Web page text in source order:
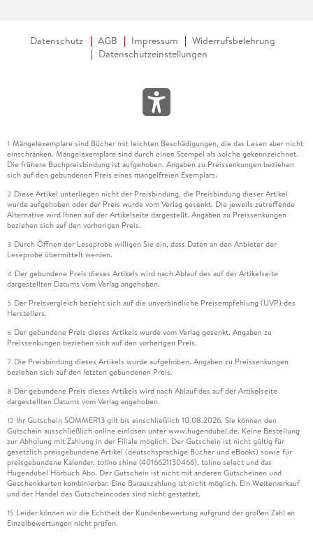
Datenschutz AGB Impressum
Widerrufsbelehrung
Datenschutzeinstellungen
1 Mängelexemplare sind Bücher mit leichten Beschädigungen, die das Lesen aber nicht
einschränken. Mängelexemplare sind durch einen Stempel als solche gekennzeichnet.
Die frühere Buchpreisbindung ist aufgehoben. Angaben zu Preissenkungen beziehen
sich auf den gebundenen Preis eines mangelfreien Exemplars.
2 Diese Artikel unterliegen nicht der Preisbindung, die Preisbindung dieser Artikel
wurde aufgehoben oder der Preis wurde vom Verlag gesenkt. Die jeweils zutreffende
Alternative wird Ihnen auf der Artikelseite dargestellt. Angaben zu Preissenkungen
beziehen sich auf den vorherigen Preis.
3 Durch Öffnen der Leseprobe willigen Sie ein, dass Daten an den Anbieter der
Leseprobe übermittelt werden.
4 Der gebundene Preis dieses Artikels wird nach Ablauf des auf der Artikelseite
dargestellten Datums vom Verlag angehoben.
5 Der Preisvergleich bezieht sich auf die unverbindliche Preisempfehlung (UVP) des
Herstellers.
6 Der gebundene Preis dieses Artikels wurde vom Verlag gesenkt. Angaben zu
Preissenkungen beziehen sich auf den vorherigen Preis.
7 Die Preisbindung dieses Artikels wurde aufgehoben. Angaben zu Preissenkungen
beziehen sich auf den letzten gebundenen Preis.
8 Der gebundene Preis dieses Artikels wird nach Ablauf des auf der Artikelseite
dargestellten Datums vom Verlag angehoben.
12 Ihr Gutschein SOMMER13 gilt bis einschließlich 10.08.2026. Sie können den
Gutschein ausschließlich online einlösen unter www.hugendubel.de. Keine Bestellung
zur Abholung mit Zahlung in der Filiale möglich. Der Gutschein ist nicht gültig für
gesetzlich preisgebundene Artikel (deutschsprachige Bücher und eBooks) sowie für
preisgebundene Kalender, tolino shine (4016621130466), tolino select und das
Hugendubel Hörbuch Abo. Der Gutschein ist nicht mit anderen Gutscheinen und
Geschenkkarten kombinierbar. Eine Barauszahlung ist nicht möglich. Ein Weiterverkauf
und der Handel des Gutscheincodes sind nicht gestattet.
15 Leider können wir die Echtheit der Kundenbewertung aufgrund der großen Zahl an
Einzelbewertungen nicht prüfen.